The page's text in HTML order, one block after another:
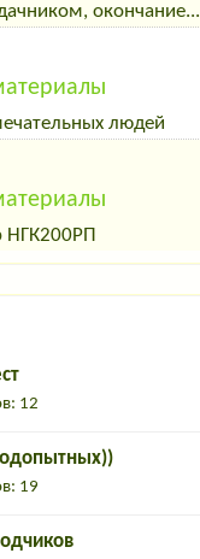
окончание...
людей
НГК200РП
12
19